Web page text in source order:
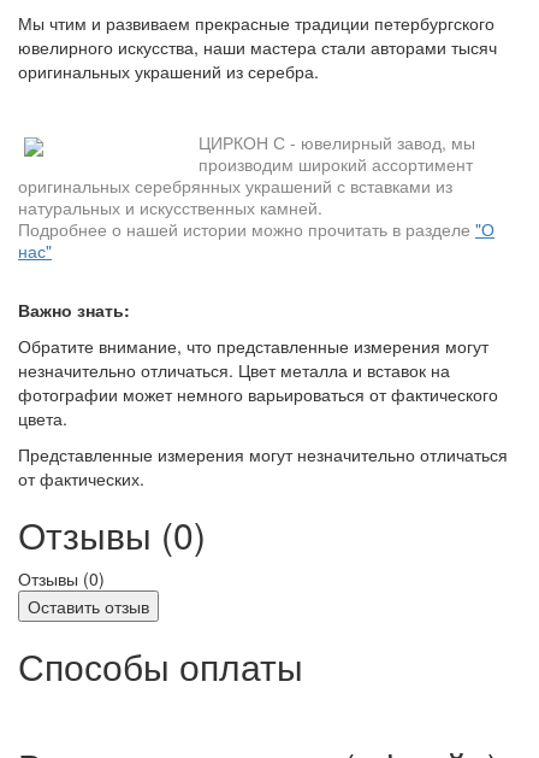
Мы чтим и развиваем прекрасные традиции петербургского
ювелирного искусства, наши мастера стали авторами тысяч
оригинальных украшений из серебра.
ЦИРКОН С - ювелирный завод, мы
производим широкий ассортимент
оригинальных серебрянных украшений с вставками из
натуральных и искусственных камней.
Подробнее о нашей истории можно прочитать в разделе "О
нас"
Важно знать:
Обратите внимание, что представленные измерения могут
незначительно отличаться. Цвет металла и вставок на
фотографии может немного варьироваться от фактического
цвета.
Представленные измерения могут незначительно отличаться
от фактических.
Отзывы (0)
Отзывы (0)
Оставить отзыв
Способы оплаты